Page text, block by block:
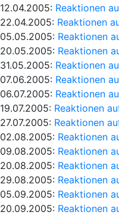
12.04.2005: Reaktionen
22.04.2005: Reaktionen
05.05.2005: Reaktionen
20.05.2005: Reaktionen
31.05.2005: Reaktionen
07.06.2005: Reaktionen
06.07.2005: Reaktionen
19.07.2005: Reaktionen
27.07.2005: Reaktionen
02.08.2005: Reaktionen
09.08.2005: Reaktionen
20.08.2005: Reaktionen
29.08.2005: Reaktionen
05.09.2005: Reaktionen
20.09.2005: Reaktionen